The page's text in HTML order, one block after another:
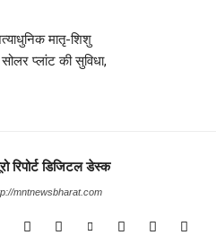
मातृ-शिशु
प्लांट की सुविधा,
रिपोर्ट डिजिटल डेस्क
mntnewsbharat.com